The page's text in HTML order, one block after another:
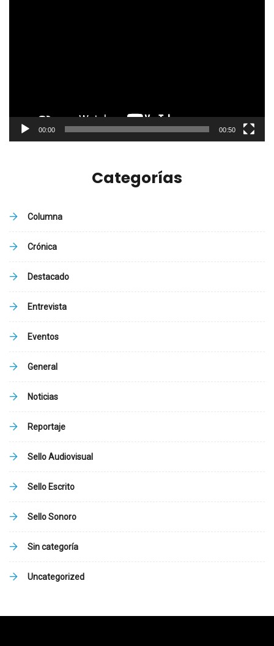
00:00 00:50
Categorías
Columna
Crónica
Destacado
Entrevista
Eventos
General
Noticias
Reportaje
Sello Audiovisual
Sello Escrito
Sello Sonoro
Sin categoría
Uncategorized